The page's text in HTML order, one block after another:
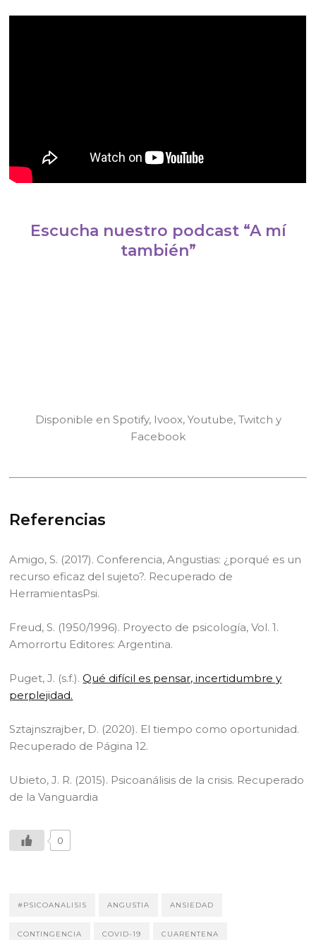
Escucha nuestro podcast “A mí
también”
Disponible en Spotify, Ivoox, Youtube, Twitch y
Facebook
Referencias
Amigo, S. (2017). Conferencia, Angustias: ¿porqué es un
recurso eficaz del sujeto?. Recuperado de
HerramientasPsi.
Freud, S. (1950/1996). Proyecto de psicología, Vol. 1.
Amorrortu Editores: Argentina.
Puget, J. (s.f.).Qué difícil es pensar, incertidumbre y
perplejidad.
Sztajnszrajber, D. (2020). El tiempo como oportunidad.
Recuperado de Página 12.
Ubieto, J. R. (2015). Psicoanálisis de la crisis. Recuperado
de la Vanguardia
0
#PSICOANALISIS ANGUSTIA ANSIEDAD
CONTINGENCIA COVID-19 CUARENTENA